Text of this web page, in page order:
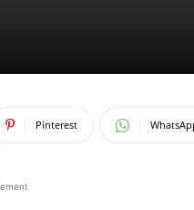
Pinterest